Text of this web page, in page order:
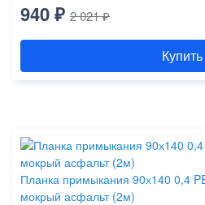
940 ₽ 2 021 ₽
Купить
Планка примыкания 90х140 0,4
мокрый асфальт (2м)